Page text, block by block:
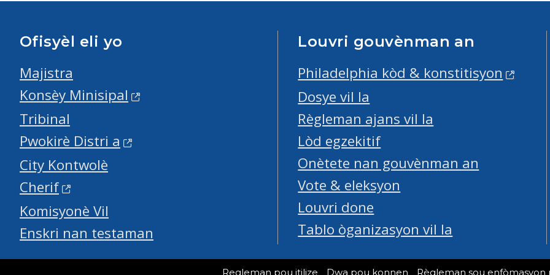
Ofisyèl eli yo
Majistra
Konsèy Minisipal
Tribinal
Pwokirè Distri a
City Kontwolè
Cherif
Komisyonè Vil
Enskri nan testaman
Louvri gouvènman an
Philadelphia kòd & konstitisyon
Dosye vil la
Règleman ajans vil la
Lòd egzekitif
Onètete nan gouvènman an
Vote & eleksyon
Louvri done
Tablo òganizasyon vil la
Regleman pou itilize Dwa pou konnen Règleman sou enfòmasyon